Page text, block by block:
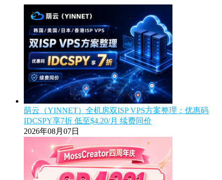
荫云（YINNET）全机房双ISP VPS方案整理：优惠码
IDCSPY享7折 低至$4.20/月 续费同价
2026年08月07日